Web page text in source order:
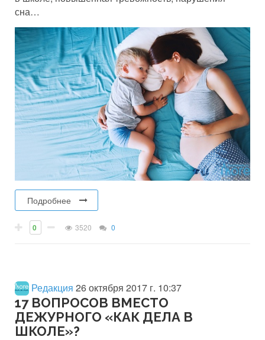
сна…
Подробнее
0 3520 0
Редакция 26 октября 2017 г. 10:37
17 ВОПРОСОВ ВМЕСТО
ДЕЖУРНОГО «КАК ДЕЛА В
ШКОЛЕ»?